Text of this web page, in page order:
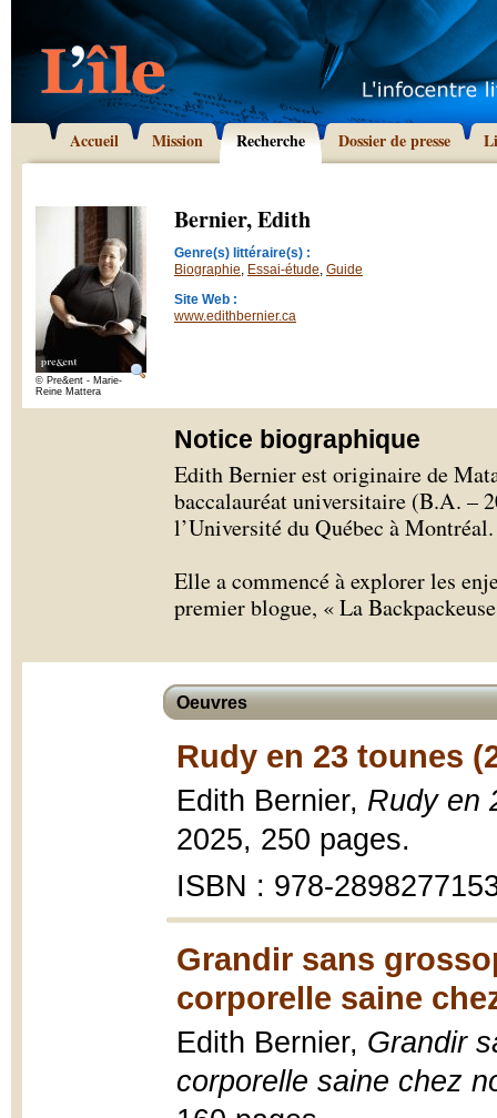
Accueil Mission Recherche Dossier de presse
© Pre&ent - Marie-
Reine Mattera
Bernier, Edith
Genre(s) littéraire(s) :
Biographie, Essai-étude, Guide
Site Web :
www.edithbernier.ca
Notice biographique
Edith Bernier est originaire de
baccalauréat universitaire (B.A. –
l’Université du Québec à Montréal.
Elle a commencé à explorer les
premier blogue, « La
Oeuvres
Rudy en 23 tounes
Edith Bernier, Rudy en
2025, 250 pages.
ISBN : 978-
Grandir sans
corporelle saine
Edith Bernier, Grandir
corporelle saine chez